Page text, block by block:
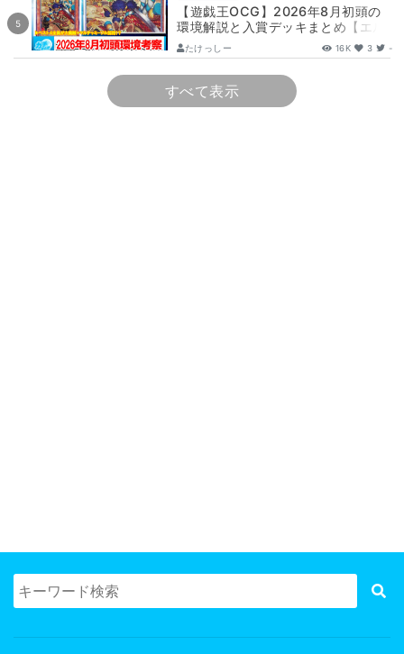
【遊戯王OCG】2026年8月初頭の
環境解説と入賞デッキまとめ【エル
フェンノーツ/トゥーン/キラーチュ
ーン/ウ…
たけっしー 16K 3 -
すべて表示